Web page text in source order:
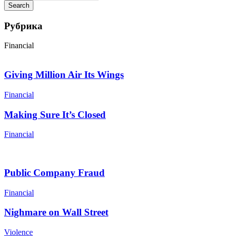
Рубрика
Financial
Giving Million Air Its Wings
Financial
Making Sure It’s Closed
Financial
Public Company Fraud
Financial
Nighmare on Wall Street
Violence